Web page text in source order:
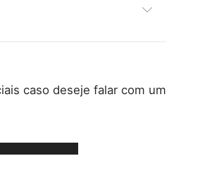
caso deseje falar com um